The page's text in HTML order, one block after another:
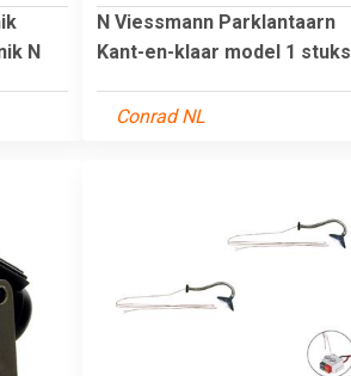
N
N Viessmann Parklantaarn
Kant-en-klaar model 1 stuks
Conrad NL